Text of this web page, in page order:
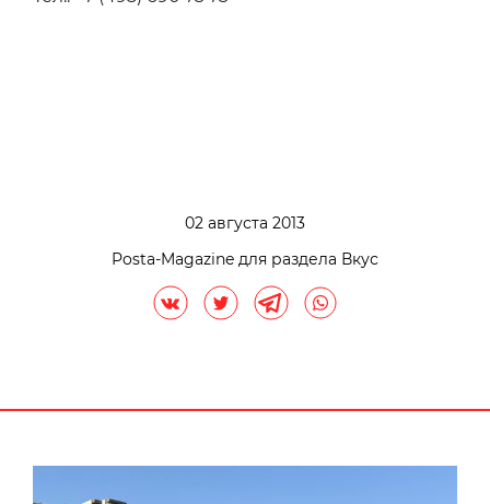
02 августа 2013
Posta-Magazine для раздела Вкус